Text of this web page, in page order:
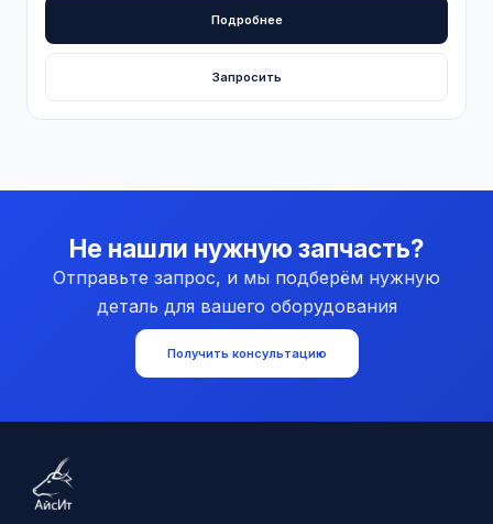
Подробнее
Запросить
Не нашли нужную запчасть?
Отправьте запрос, и мы подберём нужную
деталь для вашего оборудования
Получить консультацию